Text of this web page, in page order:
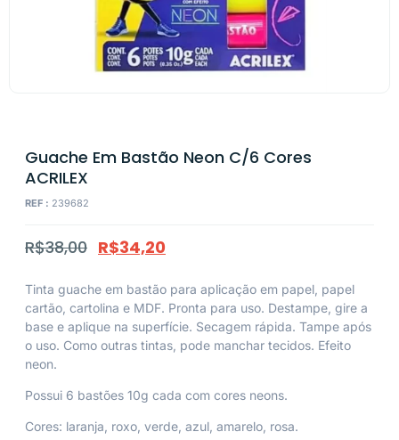
Guache Em Bastão Neon C/6 Cores
ACRILEX
REF : 239682
R$38,00 R$34,20
Tinta guache em bastão para aplicação em papel, papel
cartão, cartolina e MDF. Pronta para uso. Destampe, gire a
base e aplique na superfície. Secagem rápida. Tampe após
o uso. Como outras tintas, pode manchar tecidos. Efeito
neon.
Possui 6 bastões 10g cada com cores neons.
Cores: laranja, roxo, verde, azul, amarelo, rosa.